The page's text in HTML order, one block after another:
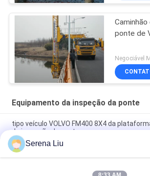
ponte de
Negociável
Equipamento da inspeção da ponte
tipo veículo VOLVO FM400 8X4 da
da inspeção da ponte
equipamento da inspeção da ponte da
Dongfeng para a detecção da ponte,
Serena Liu